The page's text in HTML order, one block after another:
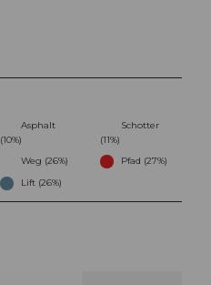
Asphalt
(10%)
Schotter
(11%)
Weg (26%)
Pfad (27%)
Lift (26%)